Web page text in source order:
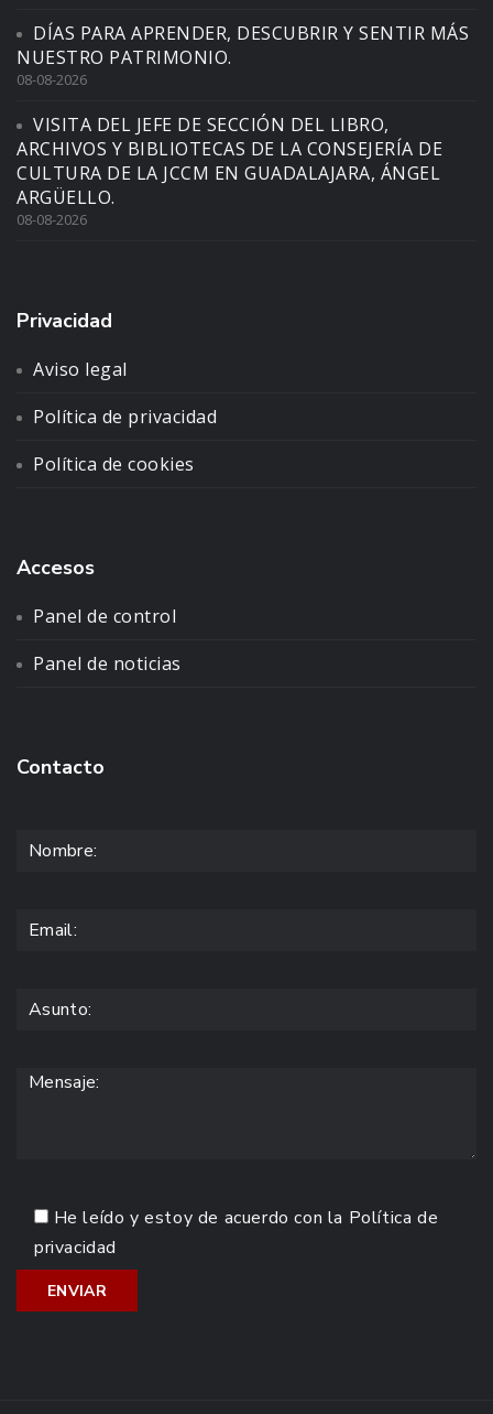
DÍAS PARA APRENDER, DESCUBRIR Y SENTIR MÁS
NUESTRO PATRIMONIO.
08-08-2026
VISITA DEL JEFE DE SECCIÓN DEL LIBRO,
ARCHIVOS Y BIBLIOTECAS DE LA CONSEJERÍA DE
CULTURA DE LA JCCM EN GUADALAJARA, ÁNGEL
ARGÜELLO.
08-08-2026
Privacidad
Aviso legal
Política de privacidad
Política de cookies
Accesos
Panel de control
Panel de noticias
Contacto
He leído y estoy de acuerdo con la Política de
privacidad